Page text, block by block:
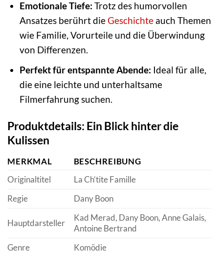
Emotionale Tiefe: Trotz des humorvollen
Ansatzes berührt dieGeschichteauch Themen
wie Familie, Vorurteile und die Überwindung
von Differenzen.
Perfekt für entspannte Abende: Ideal für alle,
die eine leichte und unterhaltsame
Filmerfahrung suchen.
Produktdetails: Ein Blick hinter die
Kulissen
MERKMAL
BESCHREIBUNG
Originaltitel
La Ch’tite Famille
Regie
Dany Boon
Hauptdarsteller
Kad Merad, Dany Boon, Anne Galais,
Antoine Bertrand
Genre
Komödie